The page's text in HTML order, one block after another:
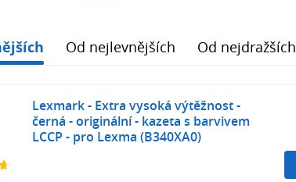
Od nejlevnějších Od nejdražších
Lexmark - Extra vysoká výtěžnost -
černá - originální - kazeta s barvivem
LCCP - pro Lexma (B340XA0)